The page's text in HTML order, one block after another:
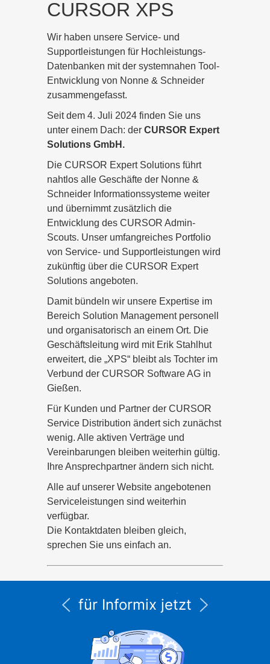
CURSOR XPS
Wir haben unsere Service- und
Supportleistungen für Hochleistungs-
Datenbanken mit der systemnahen Tool-
Entwicklung von Nonne & Schneider
zusammengefasst.
Seit dem 4. Juli 2024 finden Sie uns
unter einem Dach: der CURSOR Expert
Solutions GmbH.
Die CURSOR Expert Solutions führt
nahtlos alle Geschäfte der Nonne &
Schneider Informationssysteme weiter
und übernimmt zusätzlich die
Entwicklung des CURSOR Admin-
Scouts. Unser umfangreiches Portfolio
von Service- und Supportleistungen wird
zukünftig über die CURSOR Expert
Solutions angeboten.
Damit bündeln wir unsere Expertise im
Bereich Solution Management personell
und organisatorisch an einem Ort. Die
Geschäftsleitung wird mit Erik Stahlhut
erweitert, die „XPS“ bleibt als Tochter im
Verbund der CURSOR Software AG in
Gießen.
Für Kunden und Partner der CURSOR
Service Distribution ändert sich zunächst
wenig. Alle aktiven Verträge und
Vereinbarungen bleiben weiterhin gültig.
Ihre Ansprechpartner ändern sich nicht.
Alle auf unserer Website angebotenen
Serviceleistungen sind weiterhin
verfügbar.
Die Kontaktdaten bleiben gleich,
sprechen Sie uns einfach an.
Alle Service- und
Supportleistungen
für Informix jetzt
Expert Solutions